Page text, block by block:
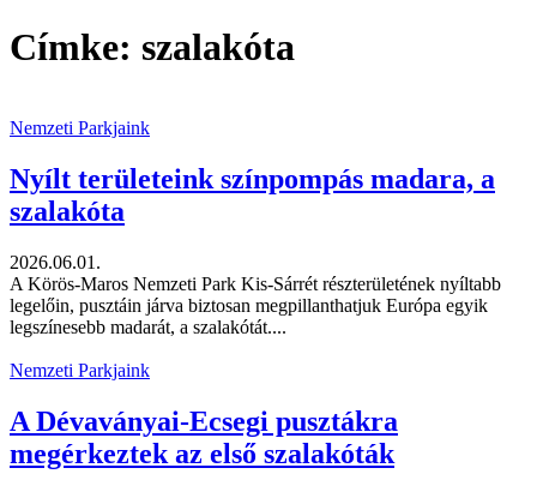
Címke: szalakóta
Nemzeti Parkjaink
Nyílt területeink színpompás madara, a
szalakóta
2026.06.01.
A Körös-Maros Nemzeti Park Kis-Sárrét részterületének nyíltabb
legelőin, pusztáin járva biztosan megpillanthatjuk Európa egyik
legszínesebb madarát, a szalakótát....
Nemzeti Parkjaink
A Dévaványai-Ecsegi pusztákra
megérkeztek az első szalakóták